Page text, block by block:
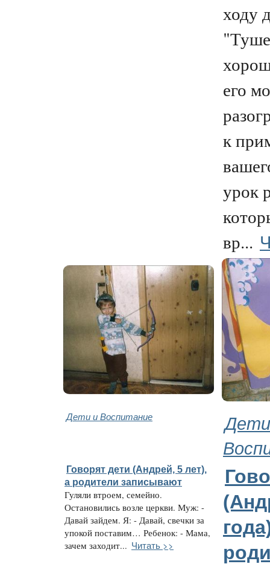
ходу
его
к
урок
вр...
Дети и Воспитание
Говорят дети (Андрей, 5 лет),
а родители записывают
Гуляли втроем, семейно.
Остановились возле церкви. Муж: -
Давай зайдем. Я: - Давай, свечки за
упокой поставим… Ребенок: - Мама,
зачем заходит... Читать >>